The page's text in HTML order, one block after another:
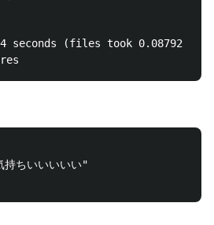
seconds (files took 0.08792
ちいいいいい"